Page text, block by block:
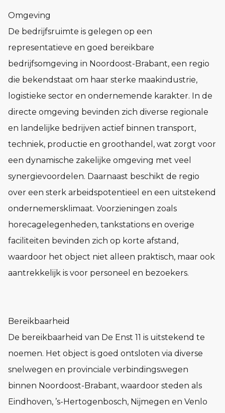
Omgeving
De bedrijfsruimte is gelegen op een
representatieve en goed bereikbare
bedrijfsomgeving in Noordoost-Brabant, een regio
die bekendstaat om haar sterke maakindustrie,
logistieke sector en ondernemende karakter. In de
directe omgeving bevinden zich diverse regionale
en landelijke bedrijven actief binnen transport,
techniek, productie en groothandel, wat zorgt voor
een dynamische zakelijke omgeving met veel
synergievoordelen. Daarnaast beschikt de regio
over een sterk arbeidspotentieel en een uitstekend
ondernemersklimaat. Voorzieningen zoals
horecagelegenheden, tankstations en overige
faciliteiten bevinden zich op korte afstand,
waardoor het object niet alleen praktisch, maar ook
aantrekkelijk is voor personeel en bezoekers.
Bereikbaarheid
De bereikbaarheid van De Enst 11 is uitstekend te
noemen. Het object is goed ontsloten via diverse
snelwegen en provinciale verbindingswegen
binnen Noordoost-Brabant, waardoor steden als
Eindhoven, ’s-Hertogenbosch, Nijmegen en Venlo